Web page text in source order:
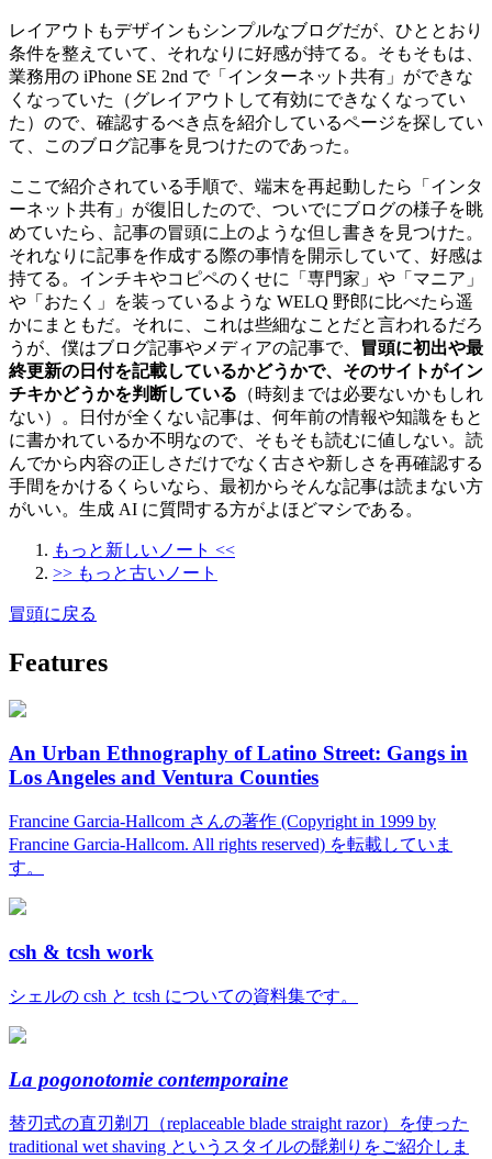
レイアウトもデザインもシンプルなブログだが、ひととおり
条件を整えていて、それなりに好感が持てる。そもそもは、
業務用の iPhone SE 2nd で「インターネット共有」ができな
くなっていた（グレイアウトして有効にできなくなってい
た）ので、確認するべき点を紹介しているページを探してい
て、このブログ記事を見つけたのであった。
ここで紹介されている手順で、端末を再起動したら「インタ
ーネット共有」が復旧したので、ついでにブログの様子を眺
めていたら、記事の冒頭に上のような但し書きを見つけた。
それなりに記事を作成する際の事情を開示していて、好感は
持てる。インチキやコピペのくせに「専門家」や「マニア」
や「おたく」を装っているような WELQ 野郎に比べたら遥
かにまともだ。それに、これは些細なことだと言われるだろ
うが、僕はブログ記事やメディアの記事で、
冒頭に初出や最
終更新の日付を記載しているかどうかで、そのサイトがイン
チキかどうかを判断している （時刻までは必要ないかもしれ
ない）。日付が全くない記事は、何年前の情報や知識をもと
に書かれているか不明なので、そもそも読むに値しない。読
んでから内容の正しさだけでなく古さや新しさを再確認する
手間をかけるくらいなら、最初からそんな記事は読まない方
がいい。生成 AI に質問する方がよほどマシである。
もっと新しいノート <<
>> もっと古いノート
冒頭に戻る
Features
An Urban Ethnography of Latino Street: Gangs in
Los Angeles and Ventura Counties
Francine Garcia-Hallcom さんの著作 (Copyright in 1999 by
Francine Garcia-Hallcom. All rights reserved) を転載していま
す。
csh & tcsh work
シェルの csh と tcsh についての資料集です。
La pogonotomie contemporaine
替刃式の直刃剃刀（replaceable blade straight razor）を使った
traditional wet shaving というスタイルの髭剃りをご紹介しま